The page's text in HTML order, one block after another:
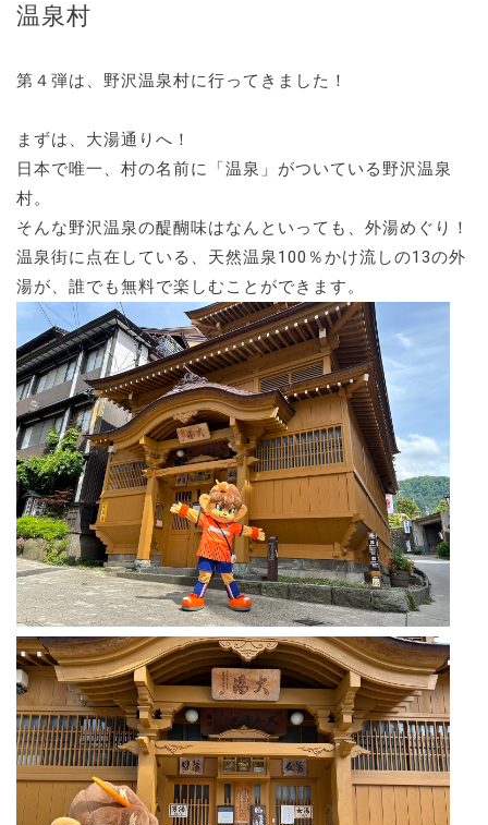
温泉村
第４弾は、野沢温泉村に行ってきました！
まずは、大湯通りへ！
日本で唯一、村の名前に「温泉」がついている野沢温泉
村。
そんな野沢温泉の醍醐味はなんといっても、外湯めぐり！
温泉街に点在している、天然温泉100％かけ流しの13の外
湯が、誰でも無料で楽しむことができます。